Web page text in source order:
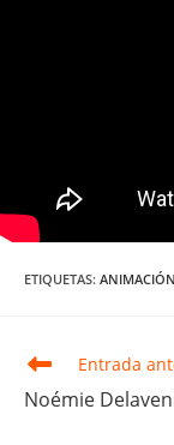
ETIQUETAS: ANIMACIÓN
Leer
artículos
Entrada
Noémie